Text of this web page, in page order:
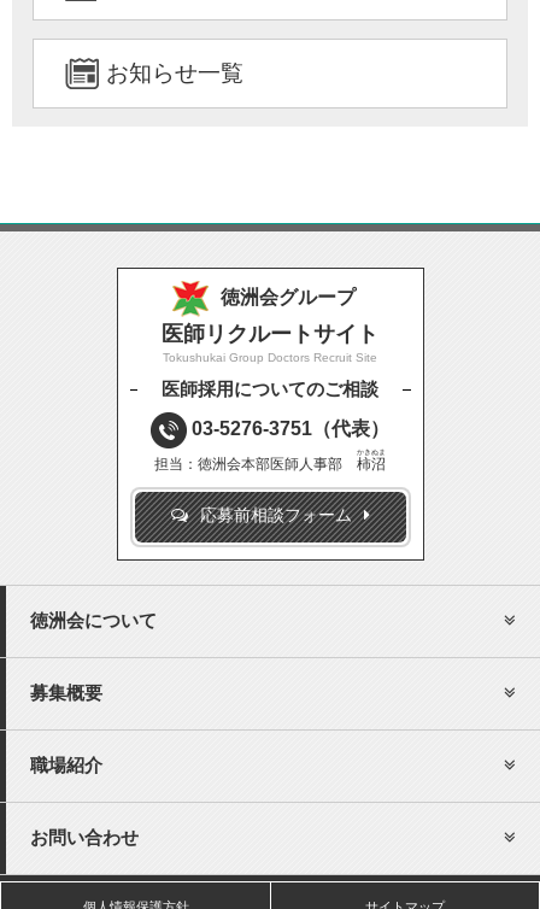
お知らせ一覧
徳洲会グループ
医師リクルートサイト
Tokushukai Group Doctors Recruit Site
医師採用についてのご相談
03-5276-3751 （代表）
担当：徳洲会本部医師人事部 柿沼
かきぬま
応募前相談フォーム
徳洲会について
募集概要
職場紹介
お問い合わせ